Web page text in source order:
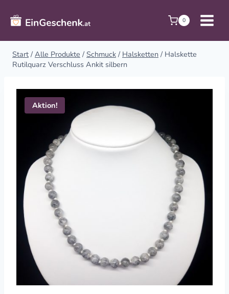
Inhalt
springen
0
Start / Alle Produkte / Schmuck / Halsketten / Halskette
Rutilquarz Verschluss Ankit silbern
Aktion!